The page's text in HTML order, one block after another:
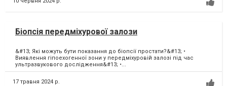
Біопсія передміхурової залози
&#13; Які можуть бути показання до біопсії простати?&#13; •
Виявлення гіпоехогенної зони у передміхуровій залозі під час
ультразвукового дослідження&#13; •...
17 травня 2024 р.